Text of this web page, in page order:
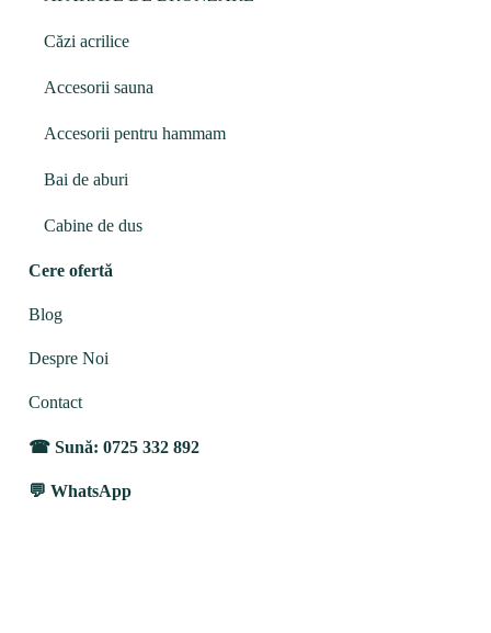
Căzi acrilice
Accesorii sauna
Accesorii pentru hammam
Bai de aburi
Cabine de dus
Cere ofertă
Blog
Despre Noi
Contact
Sună: 0725 332 892
WhatsApp